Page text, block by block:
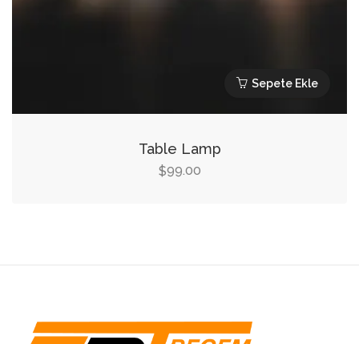
Sepete Ekle
Table Lamp
$99.00